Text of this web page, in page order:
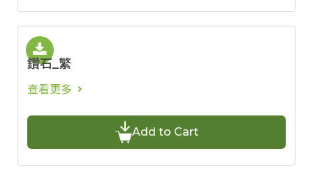
鑽石_繁
查看更多
Add to Cart